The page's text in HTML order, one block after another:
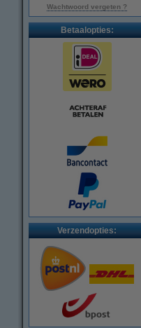
Wachtwoord vergeten ?
Betaalopties:
Verzendopties: